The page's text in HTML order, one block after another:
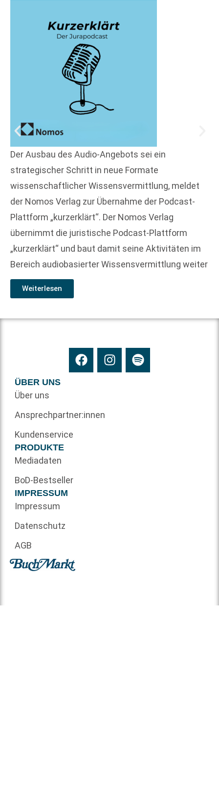
Der Ausbau des Audio-Angebots sei ein
strategischer Schritt in neue Formate
wissenschaftlicher Wissensvermittlung, meldet
der Nomos Verlag zur Übernahme der Podcast-
Plattform „kurzerklärt“. Der Nomos Verlag
übernimmt die juristische Podcast-Plattform
„kurzerklärt“ und baut damit seine Aktivitäten im
Bereich audiobasierter Wissensvermittlung weiter
Weiterlesen
ÜBER UNS
Über uns
Ansprechpartner:innen
Kundenservice
PRODUKTE
Mediadaten
BoD-Bestseller
IMPRESSUM
Impressum
Datenschutz
AGB